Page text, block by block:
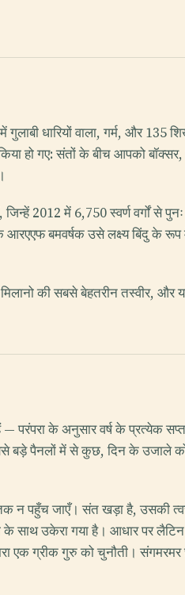
धारियों वाला, गर्म, और 135
हो गए: संतों के बीच आपको
जिन्हें 2012 में 6,750 स्वर्ण वर्गों से
बमवर्षक उसे लक्ष्य बिंदु के
की सबसे बेहतरीन तस्वीर, और
परंपरा के अनुसार वर्ष के प्रत्येक
बड़े पैनलों में से कुछ, दिन के उजाले
न पहुँच जाएँ। संत खड़ा है, उसकी
साथ उकेरा गया है। आधार पर लैटिन
एक ग्रीक गुरु को चुनौती।